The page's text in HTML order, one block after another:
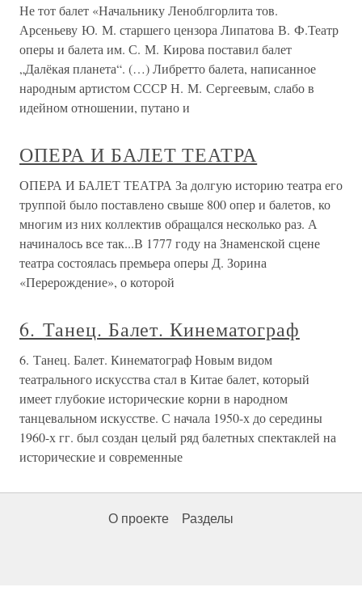
Не тот балет «Начальнику Леноблгорлита тов.
Арсеньеву Ю. М. старшего цензора Липатова В. Ф.Театр
оперы и балета им. С. М. Кирова поставил балет
„Далёкая планета“. (…) Либретто балета, написанное
народным артистом СССР Н. М. Сергеевым, слабо в
идейном отношении, путано и
ОПЕРА И БАЛЕТ ТЕАТРА
ОПЕРА И БАЛЕТ ТЕАТРА За долгую историю театра его
труппой было поставлено свыше 800 опер и балетов, ко
многим из них коллектив обращался несколько раз. А
начиналось все так...В 1777 году на Знаменской сцене
театра состоялась премьера оперы Д. Зорина
«Перерождение», о которой
6. Танец. Балет. Кинематограф
6. Танец. Балет. Кинематограф Новым видом
театрального искусства стал в Китае балет, который
имеет глубокие исторические корни в народном
танцевальном искусстве. С начала 1950-х до середины
1960-х гг. был создан целый ряд балетных спектаклей на
исторические и современные
О проекте Разделы